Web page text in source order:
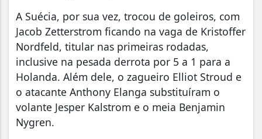
A Suécia, por sua vez, trocou de goleiros, com
Jacob Zetterstrom ficando na vaga de Kristoffer
Nordfeld, titular nas primeiras rodadas,
inclusive na pesada derrota por 5 a 1 para a
Holanda. Além dele, o zagueiro Elliot Stroud e
o atacante Anthony Elanga substituíram o
volante Jesper Kalstrom e o meia Benjamin
Nygren.